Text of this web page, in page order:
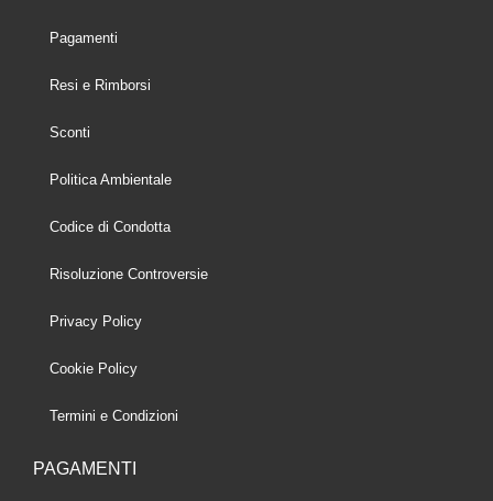
Pagamenti
Resi e Rimborsi
Sconti
Politica Ambientale
Codice di Condotta
Risoluzione Controversie
Privacy Policy
Cookie Policy
Termini e Condizioni
PAGAMENTI